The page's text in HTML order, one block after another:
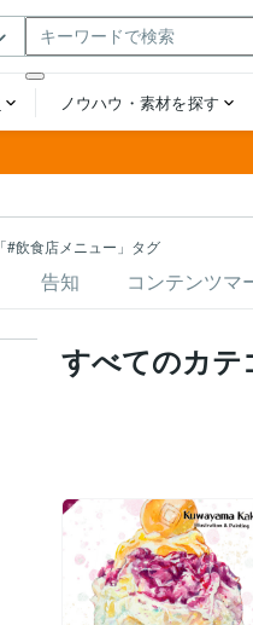
「#飲食店メニュー」タグ
告知 コンテンツマ
すべてのカテ